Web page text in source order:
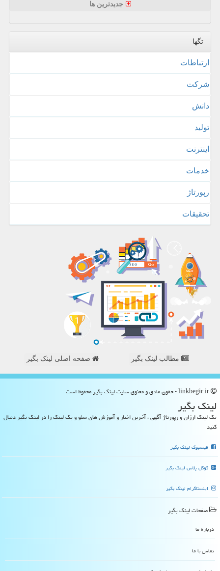
جدیدترین ها
تگها
ارتباطات
شركت
دانش
تولید
اینترنت
خدمات
رپورتاژ
تحقیقات
مطالب لینک بگیر صفحه اصلی لینک بگیر
لینك بگیر
بک لینک ارزان و رپورتاژ آگهی ، آخرین اخبار و آموزش های سئو و بک لینک را در لینک بگیر دنبال
کنید
فیسبوک لینک بگیر
گوگل پلاس لینک بگیر
اینستاگرام لینک بگیر
صفحات لینك بگیر
درباره ما
تماس با ما